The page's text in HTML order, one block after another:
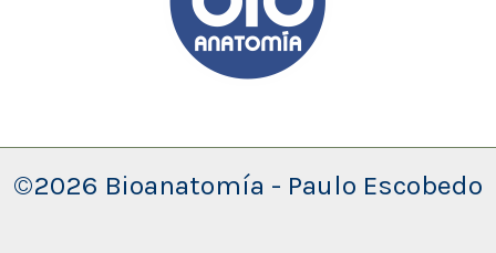
©2026 Bioanatomía - Paulo Escobedo